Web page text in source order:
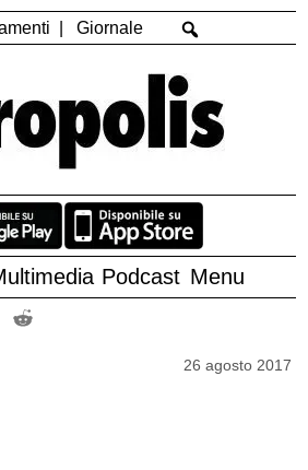
Giornale
Podcast Menu
26 agosto 2017